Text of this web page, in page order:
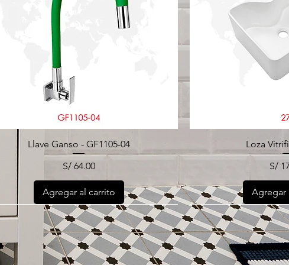
Llave Ganso - GF1105-04
Precio
S/ 64.00
Agregar al carrito
Loza
S/
Agregar